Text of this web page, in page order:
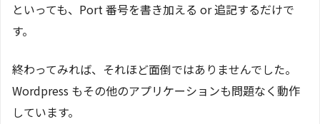
といっても、Port 番号を書き加える or 追記するだけで
す。
終わってみれば、それほど面倒ではありませんでした。
Wordpress もその他のアプリケーションも問題なく動作
しています。